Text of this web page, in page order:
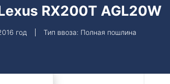
RX200T AGL20W
год Тип ввоза: Полная пошлина